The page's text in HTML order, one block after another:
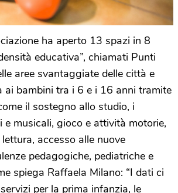
ha aperto 13 spazi in 8
educativa”, chiamati Punti
aree svantaggiate delle città e
ai bambini tra i 6 e i 16 anni tramite
il sostegno allo studio, i
musicali, gioco e attività motorie,
accesso alle nuove
pedagogiche, pediatriche e
spiega Raffaela Milano: “I dati ci
per la prima infanzia, le